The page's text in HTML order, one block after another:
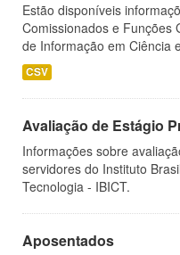
Estão disponíveis
Comissionados e Funções
de Informação em Ciência
CSV
Avaliação de Estágio
Informações sobre
servidores do Instituto
Tecnologia - IBICT.
Aposentados